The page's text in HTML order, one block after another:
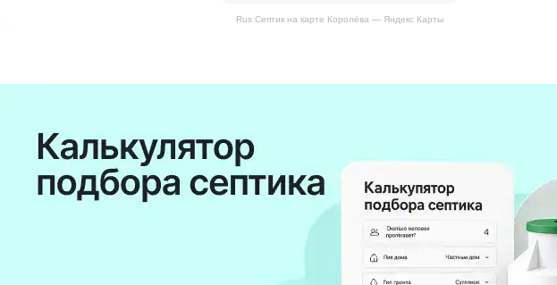
Rus Септик на карте Королёва — Яндекс Карты